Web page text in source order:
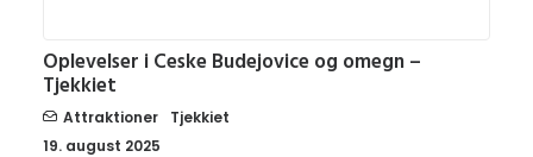
Oplevelser i Ceske Budejovice og omegn –
Tjekkiet
Attraktioner
Tjekkiet
19. august 2025